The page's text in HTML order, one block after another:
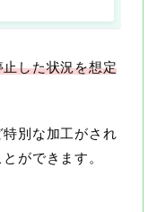
した状況を想定
別な加工がされ
ができます。